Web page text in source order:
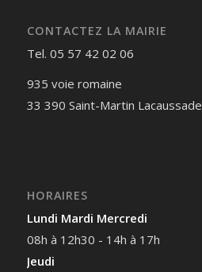
CONTACTEZ LA MAIRIE
Tel. 05 57 42 02 06
935 voie romaine
33 390 Saint-Martin Lacaussade
HORAIRES
Lundi Mardi Mercredi
08h à 12h30 - 14h à 17h
Jeudi